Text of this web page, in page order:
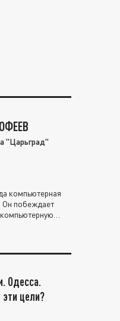
"Царьград"
компьютерная
Он побеждает
компьютерную
Одесса.
цели?